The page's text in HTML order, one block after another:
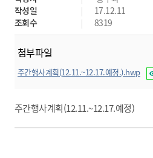
군
산
작성일
17.12.11
조회수
8319
첨부파일
주간행사계획(12.11.~12.17.예정.).hwp
주간행사계획(12.11.~12.17.예정)